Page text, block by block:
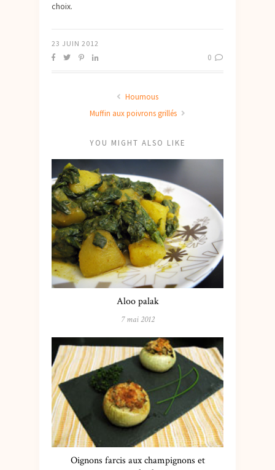
choix.
23 JUIN 2012
0
Houmous
Muffin aux poivrons grillés
YOU MIGHT ALSO LIKE
Aloo palak
7 mai 2012
Oignons farcis aux champignons et